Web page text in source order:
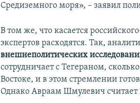
Средиземного моря», – заявил
В том же, что касается
экспертов расходятся. Так,
внешнеполитических
сотрудничает с Тегераном,
Востоке, и в этом стремлении
Однако Авраам Шмулевич считает